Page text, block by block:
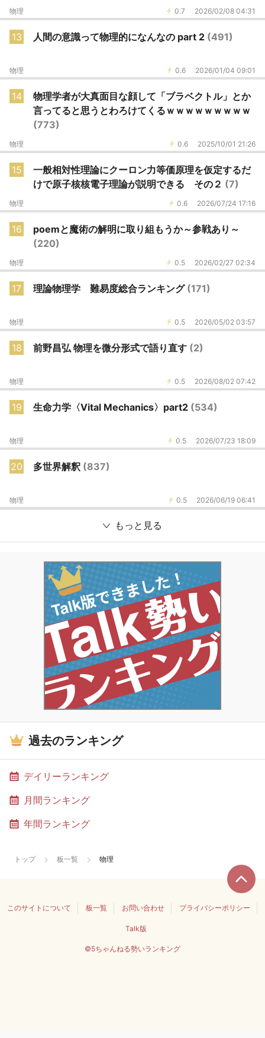
0.7 2026/02/08 04:31
物理
13 人間の意識って物理的になんなの part 2 (491)
0.6 2026/01/04 09:01
物理
14
物理学者が大真面目な顔して「ブラベクトル」とか
言ってると思うとわろけてくるｗｗｗｗｗｗｗｗｗ
(773)
0.6 2025/10/01 21:26
物理
15
一般相対性理論にクーロン力等価原理を仮定するだ
けで原子核核電子理論が説明できる その２ (7)
0.6 2026/07/24 17:16
物理
16
poemと魔術の解明に取り組もうか～参戦あり～
(220)
0.5 2026/02/27 02:34
物理
17 理論物理学 難易度総合ランキング (171)
0.5 2026/05/02 03:57
物理
18 前野昌弘 物理を微分形式で語り直す (2)
0.5 2026/08/02 07:42
物理
19 生命力学〈Vital Mechanics〉part2 (534)
0.5 2026/07/23 18:09
物理
20 多世界解釈 (837)
0.5 2026/06/19 06:41
物理
もっと見る
過去のランキング
デイリーランキング
月間ランキング
年間ランキング
トップ 板一覧 物理
このサイトについて 板一覧 お問い合わせ プライバシーポリシー
Talk版
©5ちゃんねる勢いランキング